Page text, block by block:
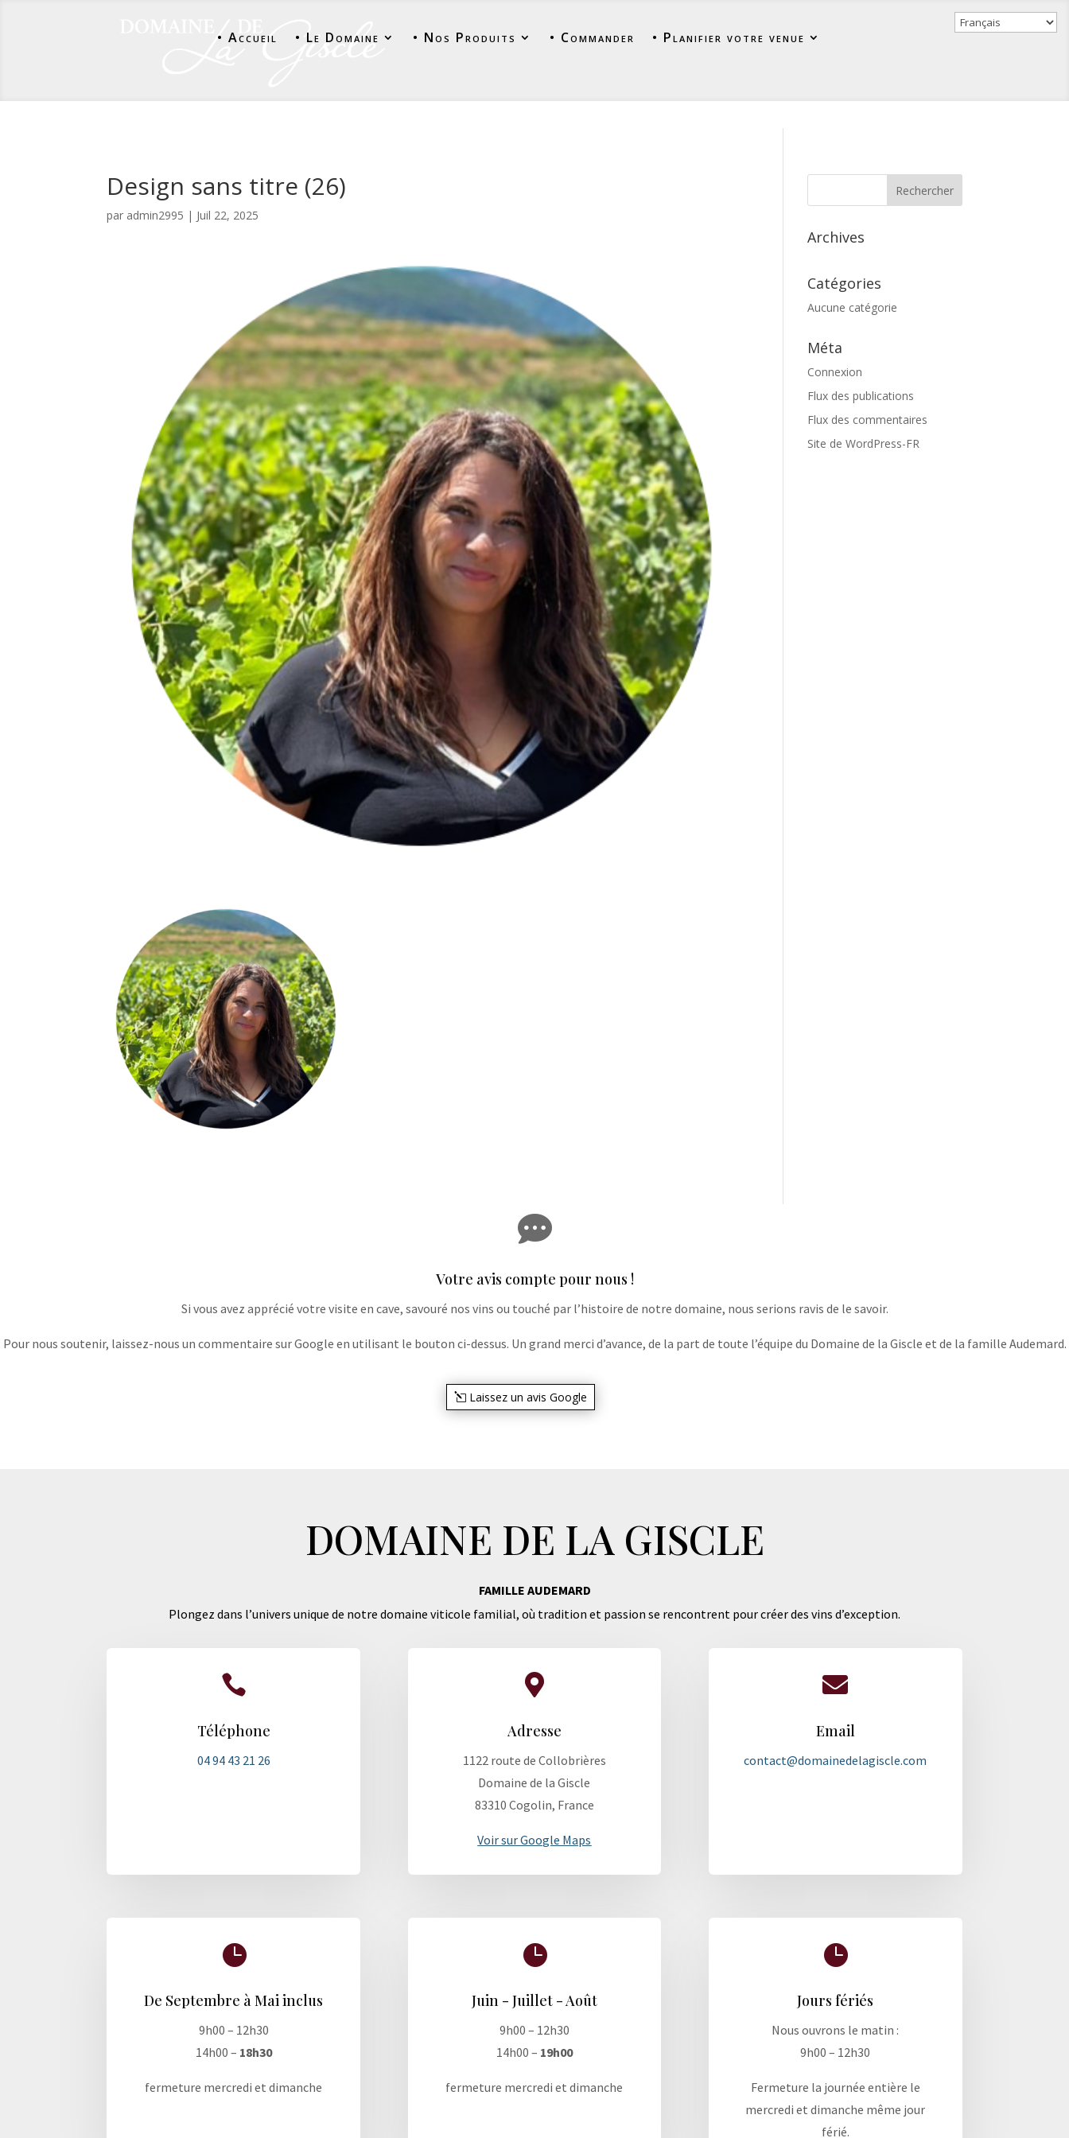
• Accueil • Le Domaine • Nos Produits • Commander • Planifier votre venue
Design sans titre (26)
par admin2995 | Juil 22, 2025
Archives
Catégories
Aucune catégorie
Méta
Connexion
Flux des publications
Flux des commentaires
Site de WordPress-FR

Votre avis compte pour nous !
Si vous avez apprécié votre visite en cave, savouré nos vins ou touché par l’histoire de notre domaine, nous serions ravis de le savoir.
Pour nous soutenir, laissez-nous un commentaire sur Google en utilisant le bouton ci-dessus. Un grand merci d’avance, de la part de toute l’équipe du Domaine de la Giscle et de la famille Audemard.
Laissez un avis Google
DOMAINE DE LA GISCLE
FAMILLE AUDEMARD
Plongez dans l’univers unique de notre domaine viticole familial, où tradition et passion se rencontrent pour créer des vins d’exception.

Téléphone
04 94 43 21 26

Adresse
1122 route de Collobrières
Domaine de la Giscle
83310 Cogolin, France
Voir sur Google Maps

Email
contact@domainedelagiscle.com

De Septembre à Mai inclus
9h00 – 12h30
14h00 – 18h30
fermeture mercredi et dimanche

Juin - Juillet - Août
9h00 – 12h30
14h00 – 19h00
fermeture mercredi et dimanche

Jours fériés
Nous ouvrons le matin :
9h00 – 12h30
Fermeture la journée entière le
mercredi et dimanche même jour
férié.